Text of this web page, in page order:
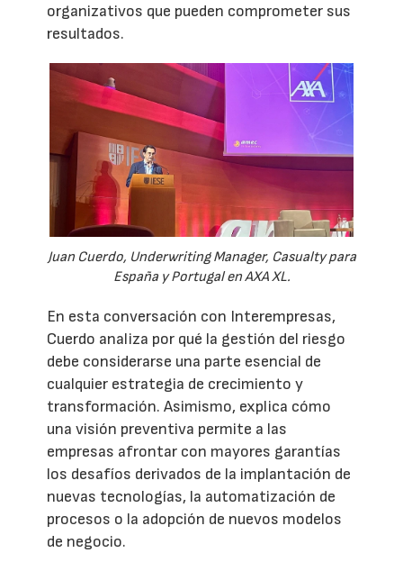
organizativos que pueden comprometer sus
resultados.
Juan Cuerdo, Underwriting Manager, Casualty para
España y Portugal en AXA XL.
En esta conversación con Interempresas,
Cuerdo analiza por qué la gestión del riesgo
debe considerarse una parte esencial de
cualquier estrategia de crecimiento y
transformación. Asimismo, explica cómo
una visión preventiva permite a las
empresas afrontar con mayores garantías
los desafíos derivados de la implantación de
nuevas tecnologías, la automatización de
procesos o la adopción de nuevos modelos
de negocio.